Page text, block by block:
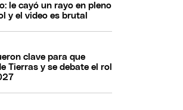
le cayó un rayo en pleno
y el video es brutal
clave para que
Tierras y se debate el rol